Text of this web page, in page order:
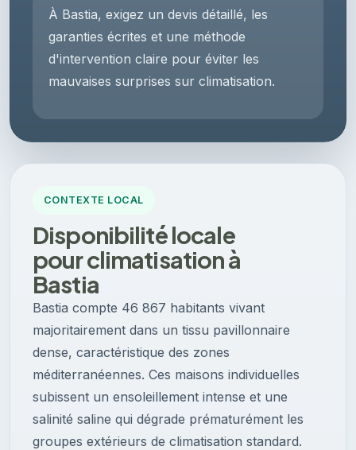
À Bastia, exigez un devis détaillé, les
garanties écrites et une méthode
d'intervention claire pour éviter les
mauvaises surprises sur climatisation.
CONTEXTE LOCAL
Disponibilité locale
pour climatisation à
Bastia
Bastia compte 46 867 habitants vivant
majoritairement dans un tissu pavillonnaire
dense, caractéristique des zones
méditerranéennes. Ces maisons individuelles
subissent un ensoleillement intense et une
salinité saline qui dégrade prématurément les
groupes extérieurs de climatisation standard.